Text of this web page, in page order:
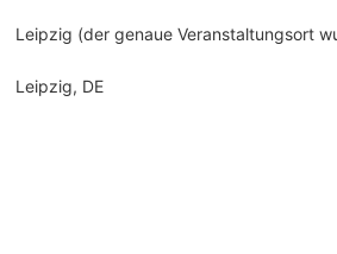
Leipzig (der genaue Veranstaltungsort
Leipzig, DE